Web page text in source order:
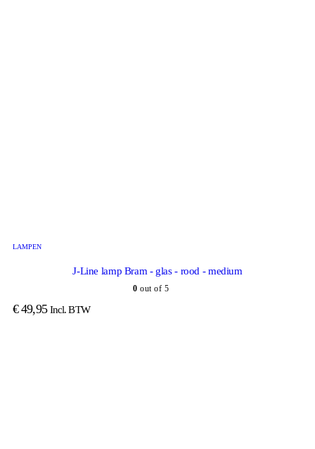
LAMPEN
J-Line lamp Bram - glas - rood - medium
0 out of 5
€49,95 Incl. BTW